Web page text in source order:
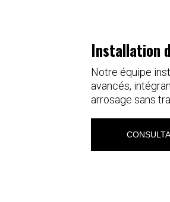
Installation
Notre équipe
avancés,
arrosage sans